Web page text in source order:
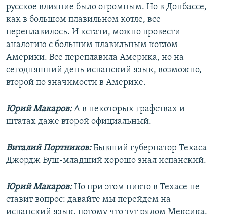
русское влияние было огромным. Но в Донбассе,
как в большом плавильном котле, все
переплавилось. И кстати, можно провести
аналогию с большим плавильным котлом
Америки. Все переплавила Америка, но на
сегодняшний день испанский язык, возможно,
второй по значимости в Америке.
Юрий Макаров:А в некоторых графствах и
штатах даже второй официальный.
Виталий Портников:Бывший губернатор Техаса
Джордж Буш-младший хорошо знал испанский.
Юрий Макаров:Но при этом никто в Техасе не
ставит вопрос: давайте мы перейдем на